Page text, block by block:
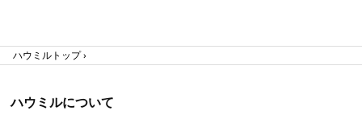
ハウミルトップ
ハウミルについて